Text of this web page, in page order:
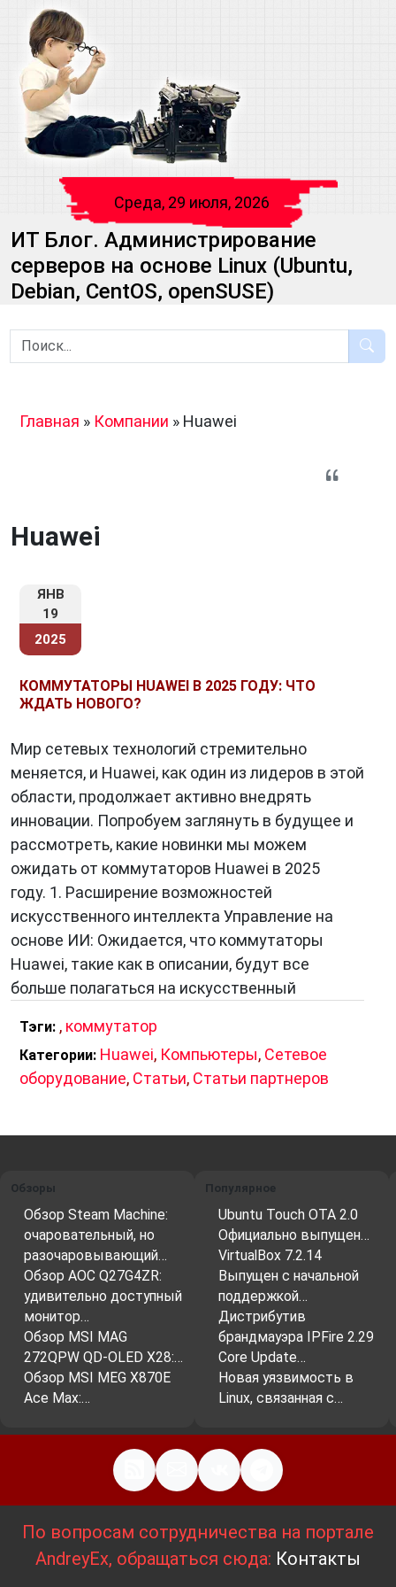
Среда, 29 июля, 2026
ИТ Блог. Администрирование
серверов на основе Linux (Ubuntu,
Debian, CentOS, openSUSE)
Главная » Компании » Huawei
Huawei
ЯНВ
19
2025
КОММУТАТОРЫ HUAWEI В 2025 ГОДУ: ЧТО
ЖДАТЬ НОВОГО?
Мир сетевых технологий стремительно
меняется, и Huawei, как один из лидеров в этой
области, продолжает активно внедрять
инновации. Попробуем заглянуть в будущее и
рассмотреть, какие новинки мы можем
ожидать от коммутаторов Huawei в 2025
году. 1. Расширение возможностей
искусственного интеллекта Управление на
основе ИИ: Ожидается, что коммутаторы
Huawei, такие как в описании, будут все
больше полагаться на искусственный
Тэги: , коммутатор
Категории: Huawei, Компьютеры, Сетевое
оборудование, Статьи, Статьи партнеров
Обзоры
Обзор Steam Machine:
очаровательный, но
разочаровывающий…
Обзор AOC Q27G4ZR:
удивительно доступный
монитор…
Обзор MSI MAG
272QPW QD-OLED X28:…
Обзор MSI MEG X870E
Ace Max:…
Популярное
Ubuntu Touch OTA 2.0
Официально выпущен…
VirtualBox 7.2.14
Выпущен с начальной
поддержкой…
Дистрибутив
брандмауэра IPFire 2.29
Core Update…
Новая уязвимость в
Linux, связанная с…
По вопросам сотрудничества на портале
AndreyEx, обращаться сюда: Контакты